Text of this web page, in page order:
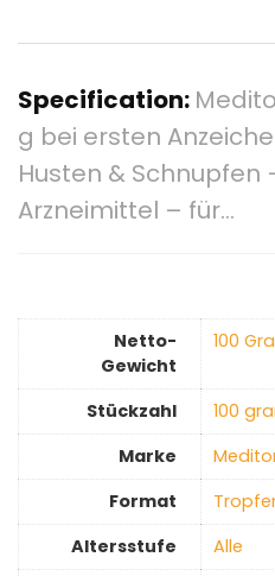
Specification:
g bei ersten
Husten & Schnupfen
Arzneimittel – für…
Netto-
Gewicht
‎100
Stückzahl
‎100
Marke
Format
Altersstufe
‎Alle